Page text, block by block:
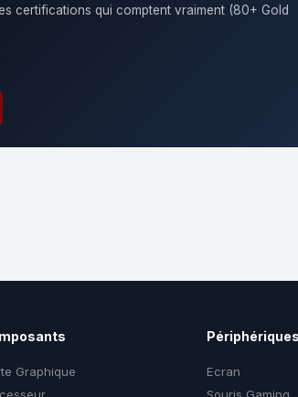
certifications qui comptent vraiment (80+ Gold
Graphique
Périphériques
Ecran